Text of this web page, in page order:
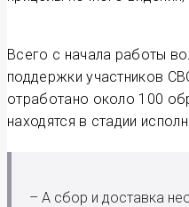
Всего с начала работы
поддержки участников
отработано около 100
находятся в стадии
– А сбор и доставка